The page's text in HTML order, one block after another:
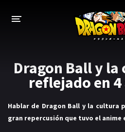
DRAGON BALL
DRAGON BALL Z
DRAGON BALL Z KAI
DRAGON BALL GT
Dragon Ball y
reflejado en
Hablar de Dragon Ball y la cultura
gran repercusión que tuvo el anime